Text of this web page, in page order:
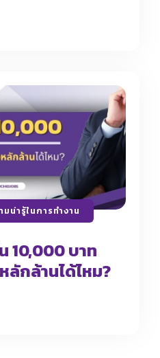
มน่ารู้ในการทำงาน
10,000 บาท
ลักล้านได้ไหม?